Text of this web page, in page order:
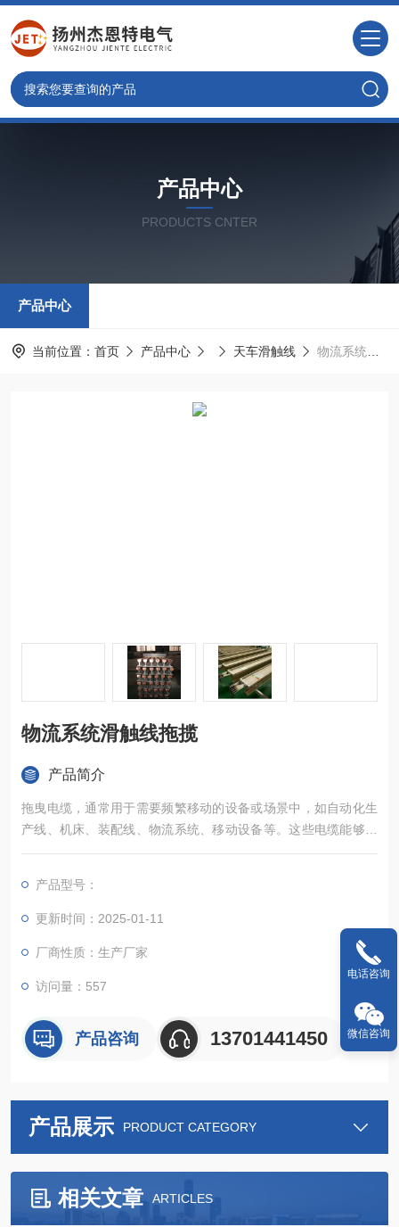
产品中心
PRODUCTS CNTER
产品中心
当前位置： 首页 产品中心 天车滑触线 物流系统滑触线拖揽
物流系统滑触线拖揽
产品简介
拖曳电缆，通常用于需要频繁移动的设备或场景中，如自动化生
产线、机床、装配线、物流系统、移动设备等。这些电缆能够随
着设备的移动而自由伸缩，保证电力的连续供应。拖曳电缆通常
稳定的性能
产品型号：
更新时间：2025-01-11
厂商性质：生产厂家
访问量：557
产品咨询 13701441450
产品展示 PRODUCT CATEGORY
相关文章 ARTICLES
电话咨询
微信咨询